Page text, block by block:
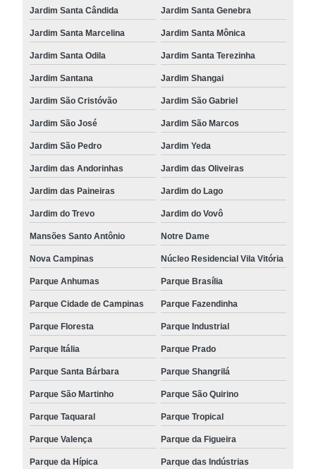
Jardim Santa Cândida Jardim Santa Genebra
Jardim Santa Marcelina Jardim Santa Mônica
Jardim Santa Odila Jardim Santa Terezinha
Jardim Santana Jardim Shangai
Jardim São Cristóvão Jardim São Gabriel
Jardim São José Jardim São Marcos
Jardim São Pedro Jardim Yeda
Jardim das Andorinhas Jardim das Oliveiras
Jardim das Paineiras Jardim do Lago
Jardim do Trevo Jardim do Vovô
Mansões Santo Antônio Notre Dame
Nova Campinas Núcleo Residencial Vila Vitória
Parque Anhumas Parque Brasília
Parque Cidade de Campinas Parque Fazendinha
Parque Floresta Parque Industrial
Parque Itália Parque Prado
Parque Santa Bárbara Parque Shangrilá
Parque São Martinho Parque São Quirino
Parque Taquaral Parque Tropical
Parque Valença Parque da Figueira
Parque da Hípica Parque das Indústrias